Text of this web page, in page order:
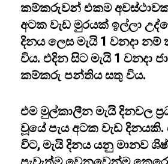
කම්කරුවන් එකම
අටක වැඩ මුරයක් ඉල්ලා
දිනය ලෙස මැයි 1 වනදා
විය. එදින සිට මැයි 1 වනදා
කම්කරු පන්තිය සතු විය.
එම මුල්කාලීන මැයි දිනවල
වූයේ පැය අටක වැඩ
විට, මැයි දිනය යනු මානව